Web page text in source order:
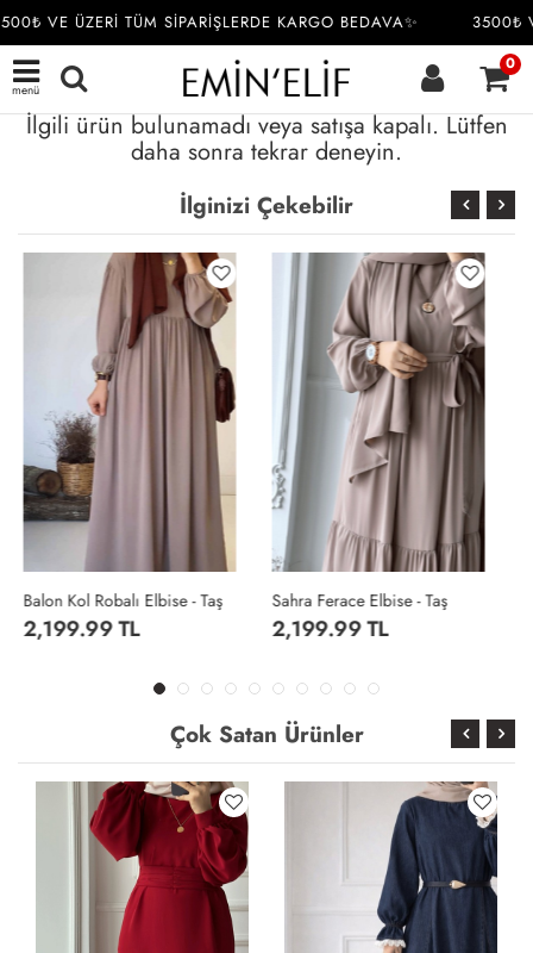
VE ÜZERİ TÜM SİPARİŞLERDE KARGO BEDAVA✨ 3500₺
menü
0
İlgili ürün bulunamadı veya satışa kapalı. Lütfen
daha sonra tekrar deneyin.
İlginizi Çekebilir
Sahra Ferace Elbise - Taş
2,199.99 TL 2,199.99 TL
Çok Satan Ürünler